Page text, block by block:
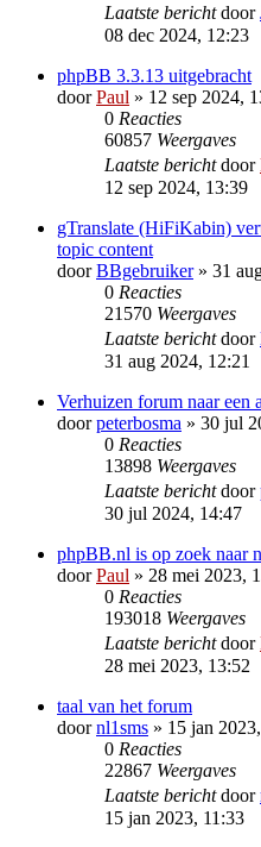
Laatste berichtdoor
08 dec 2024, 12:23
phpBB 3.3.13 uitgebracht
doorPaul » 12 sep 2024,
0 Reacties
60857 Weergaves
Laatste berichtdoor
12 sep 2024, 13:39
gTranslate (HiFiKabin)
topic content
doorBBgebruiker» 31
0 Reacties
21570 Weergaves
Laatste berichtdoor
31 aug 2024, 12:21
Verhuizen forum naar een
doorpeterbosma » 30 jul
0 Reacties
13898 Weergaves
Laatste berichtdoor
30 jul 2024, 14:47
phpBB.nl is op zoek naar
doorPaul » 28 mei 2023,
0 Reacties
193018 Weergaves
Laatste berichtdoor
28 mei 2023, 13:52
taal van het forum
doornl1sms » 15 jan
0 Reacties
22867 Weergaves
Laatste berichtdoor
15 jan 2023, 11:33